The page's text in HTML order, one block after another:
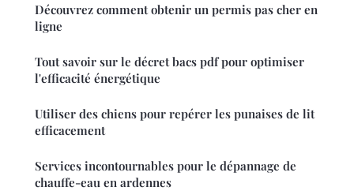
Découvrez comment obtenir un permis pas cher en
ligne
Tout savoir sur le décret bacs pdf pour optimiser
l'efficacité énergétique
Utiliser des chiens pour repérer les punaises de lit
efficacement
Services incontournables pour le dépannage de
chauffe-eau en ardennes